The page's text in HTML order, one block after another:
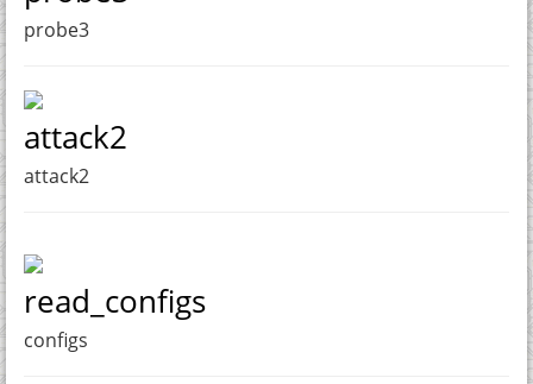
probe3
attack2
attack2
read_configs
configs